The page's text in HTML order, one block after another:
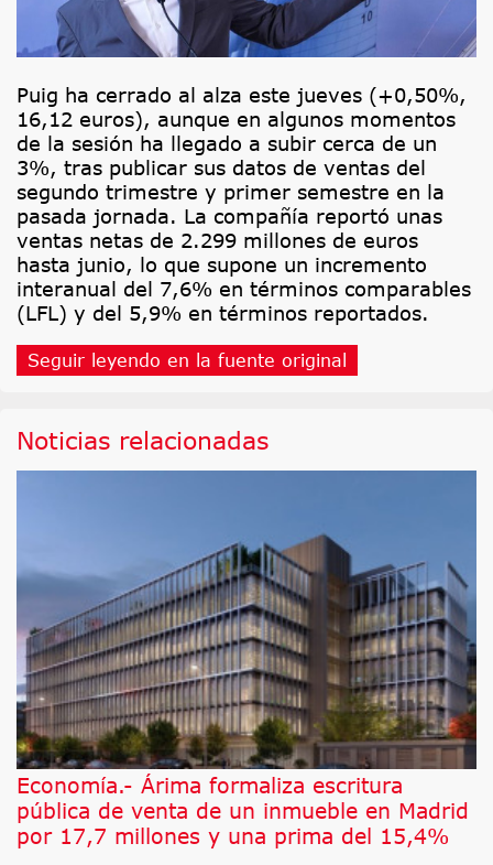
Puig ha cerrado al alza este jueves (+0,50%,
16,12 euros), aunque en algunos momentos
de la sesión ha llegado a subir cerca de un
3%, tras publicar sus datos de ventas del
segundo trimestre y primer semestre en la
pasada jornada. La compañía reportó unas
ventas netas de 2.299 millones de euros
hasta junio, lo que supone un incremento
interanual del 7,6% en términos comparables
(LFL) y del 5,9% en términos reportados.
Seguir leyendo en la fuente original
Noticias relacionadas
Economía.- Árima formaliza escritura
pública de venta de un inmueble en Madrid
por 17,7 millones y una prima del 15,4%